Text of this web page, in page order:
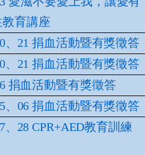
教育講座
、21 捐血活動暨有獎徵答
、21 捐血活動暨有獎徵答
捐血活動暨有獎徵答
、06 捐血活動暨有獎徵答
、28 CPR+AED教育訓練